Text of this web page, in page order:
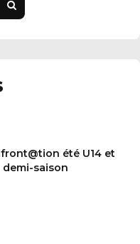
été U14 et
demi-saison